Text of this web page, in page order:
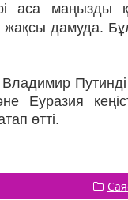
аса маңызды
дамуда. Бұл
Путинді
Еуразия
өтті.